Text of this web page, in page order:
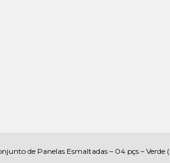
de Panelas Esmaltadas – 04 pçs – Verde